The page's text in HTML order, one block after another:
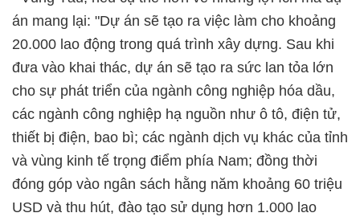
án mang lại: "Dự án sẽ tạo ra việc làm cho khoảng
20.000 lao động trong quá trình xây dựng. Sau khi
đưa vào khai thác, dự án sẽ tạo ra sức lan tỏa lớn
cho sự phát triển của ngành công nghiệp hóa dầu,
các ngành công nghiệp hạ nguồn như ô tô, điện tử,
thiết bị điện, bao bì; các ngành dịch vụ khác của tỉnh
và vùng kinh tế trọng điểm phía Nam; đồng thời
đóng góp vào ngân sách hằng năm khoảng 60 triệu
USD và thu hút, đào tạo sử dụng hơn 1.000 lao